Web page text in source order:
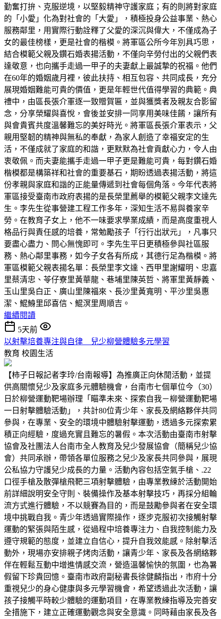
勤奮打拚、克服逆境，以堅毅精神守護家庭；有的則將對家庭
的「小愛」化為對社會的「大愛」，積極投身公益事業、熱心
服務鄰里，用實際行動詮釋了父愛的深沉與偉大，不僅成為子
女的最佳榜樣，更是社會的楷模。將軍區公所今年別具巧思，
結合模範父親及鑽石婚表揚活動，不僅向辛勞付出的父親們表
達敬意，也向攜手走過一甲子的夫妻獻上最誠摯的祝福。他們
在60年的婚姻歲月裡，彼此扶持、相互包容、共同成長，充分
展現婚姻難能可貴的價值，更是年輕世代值得學習的典範。典
禮中，由區長張介軍逐一致贈賀匾，並與獲獎者及親友合影留
念，分享榮耀與喜悅，會後並安排一同享用美味佳餚，讓所有
與會貴賓共度溫馨難忘的美好時光。將軍區長張介軍表示，父
親用堅韌的精神與無私的奉獻，為家人創造了幸福安定的生
活，不僅成就了家庭的和諧，更默默為社會貢獻心力，令人由
衷敬佩。而夫妻能攜手走過一甲子更是難能可貴，每對鑽石婚
楷模都是構築祥和社會的重要基石，期盼透過表揚活動，將這
份孝親與家庭和諧的正能量傳遞到社會每個角落。今年代表將
軍區接受臺南市政府表揚的是長榮里薦舉的模範父親李文達先
生。李先生從事營建工程工作多年，深知生活不易與養家辛
勞。在教育子女上，他不一味要求學業成績，而是高度重視人
格品行與責任感的培養，常勉勵孩子「行行出狀元」，凡事只
要盡心盡力、問心無愧即可。李先生平日更積極參與社區服
務、熱心鄰里事務，如今子女各有所成，其德行足為楷模。將
軍區模範父親表揚名單：長榮里李文達、西甲里謝耀明、忠嘉
里蔡清忠、苓仔寮里黃華龍、巷埔里陳英哲、將軍里黃靜義、
玉山里吳白正、廣山里陳福來、長沙里黃寬明、平沙里吳惠
潔、鯤鯓里邱喜信、鯤溟里周順吉。
繼續閱讀
5天前
以射擊培養專注與自律 兒少柳營體驗多元學習
教育 校園生活
【柿子日報記者李玲/台南報導】為推廣正向休閒活動，並提
供高關懷兒少及家庭多元體驗機會，台南市七個單位今（30）
日於柳營運動靶場辦理「瞄準未來、探索自我－柳營運動靶場
一日射擊體驗活動」，共計80位青少年、家長及網絡夥伴共同
參與，在專業、安全的環境中體驗射擊運動，透過多元探索累
積正向經驗，度過充實且難忘的暑假。本次活動由臺南市射擊
協會及社團法人台南市全人教育及兒少發展協會（簡稱兒少協
會）共同承辦，帶領各單位服務之兒少及家長共同參與，展現
公私協力守護兒少成長的力量。活動內容包括空氣手槍、.22
口徑手槍及散彈槍飛靶三項射擊體驗，由專業教練於活動開始
前詳細說明安全守則、裝備操作及基本射擊技巧，再採分組輪
流方式進行體驗，不以競賽為目的，而是鼓勵參與者在安全環
境中挑戰自我。青少年透過實際操作，逐步克服初次接觸射擊
運動的緊張與陌生感，從過程中培養專注力、自我控制能力及
遵守規範的態度，並建立自信心，提升自我效能感。除射擊活
動外，現場亦安排親子烤肉活動，讓青少年、家長及各網絡夥
伴在輕鬆互動中增進情感交流，營造溫馨愉快的氛圍，也為暑
假留下珍貴回憶。臺南市政府副秘書長徐健麟指出，市府十分
重視兒少的身心健康與多元學習機會，希望透過此次活動，讓
孩子接觸平時較少體驗的運動項目，在專業教練指導及完善安
全措施下，建立正確運動觀念與安全意識。同時藉由家長及各